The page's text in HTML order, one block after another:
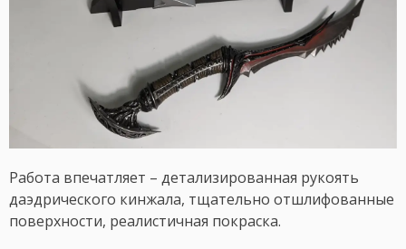
Работа впечатляет – детализированная рукоять
даэдрического кинжала, тщательно отшлифованные
поверхности, реалистичная покраска.